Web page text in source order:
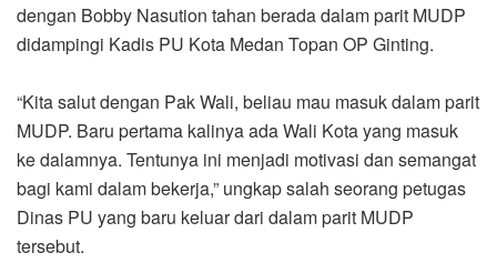
dengan Bobby Nasution tahan berada dalam parit MUDP
didampingi Kadis PU Kota Medan Topan OP Ginting.
“Kita salut dengan Pak Wali, beliau mau masuk dalam parit
MUDP. Baru pertama kalinya ada Wali Kota yang masuk
ke dalamnya. Tentunya ini menjadi motivasi dan semangat
bagi kami dalam bekerja,” ungkap salah seorang petugas
Dinas PU yang baru keluar dari dalam parit MUDP
tersebut.